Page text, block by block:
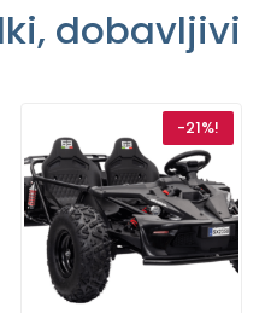
dobavljivi
-21%!